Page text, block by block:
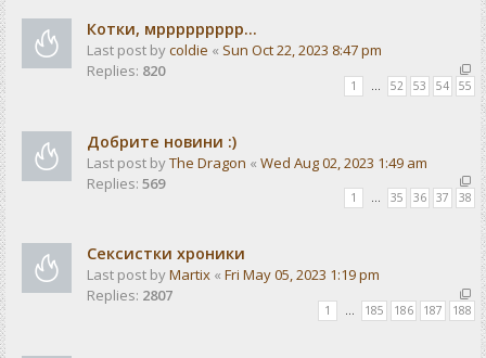
Котки, мррррррррр...
Last post bycoldie « Sun Oct 22, 2023 8:47 pm
Replies: 820
1 52 53 54 55
Добрите новини :)
Last post byThe Dragon « Wed Aug 02, 2023 1:49 am
Replies: 569
1 … 35 36 37 38
Сексистки хроники
Last post byMartix « Fri May 05, 2023 1:19 pm
Replies: 2807
1 185 186 187 188